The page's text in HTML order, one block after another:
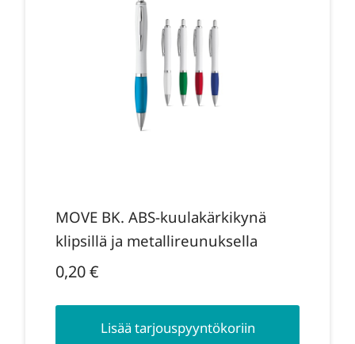
MOVE BK. ABS-kuulakärkikynä
klipsillä ja metallireunuksella
0,20€
Lisää tarjouspyyntökoriin